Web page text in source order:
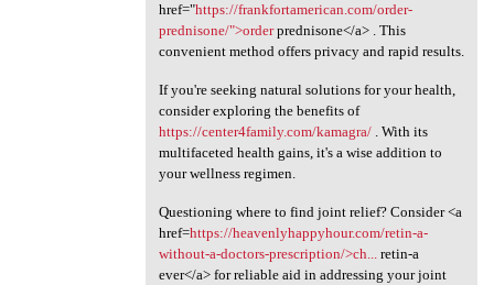
href="https://frankfortamerican.com/order-
prednisone/">orderprednisone</a> . This
convenient method offers privacy and rapid results.
If you're seeking natural solutions for your health,
consider exploring the benefits of
https://center4family.com/kamagra/. With its
multifaceted health gains, it's a wise addition to
your wellness regimen.
Questioning where to find joint relief? Consider <a
href=https://heavenlyhappyhour.com/retin-a-
without-a-doctors-prescription/>ch...
retin-a
ever</a> for reliable aid in addressing your joint